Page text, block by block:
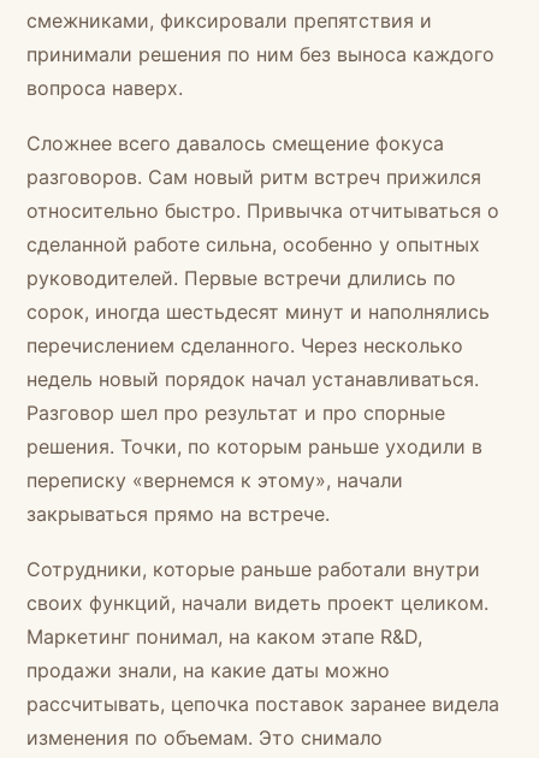
смежниками, фиксировали препятствия и
принимали решения по ним без выноса каждого
вопроса наверх.
Сложнее всего давалось смещение фокуса
разговоров. Сам новый ритм встреч прижился
относительно быстро. Привычка отчитываться о
сделанной работе сильна, особенно у опытных
руководителей. Первые встречи длились по
сорок, иногда шестьдесят минут и наполнялись
перечислением сделанного. Через несколько
недель новый порядок начал устанавливаться.
Разговор шел про результат и про спорные
решения. Точки, по которым раньше уходили в
переписку «вернемся к этому», начали
закрываться прямо на встрече.
Сотрудники, которые раньше работали внутри
своих функций, начали видеть проект целиком.
Маркетинг понимал, на каком этапе R&D,
продажи знали, на какие даты можно
рассчитывать, цепочка поставок заранее видела
изменения по объемам. Это снимало